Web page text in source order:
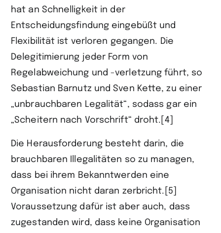
hat an Schnelligkeit in der
Entscheidungsfindung eingebüßt und
Flexibilität ist verloren gegangen. Die
Delegitimierung jeder Form von
Regelabweichung und -verletzung führt, so
Sebastian Barnutz und Sven Kette, zu einer
„unbrauchbaren Legalität“, sodass gar ein
„Scheitern nach Vorschrift“ droht.[4]
Die Herausforderung besteht darin, die
brauchbaren Illegalitäten so zu managen,
dass bei ihrem Bekanntwerden eine
Organisation nicht daran zerbricht.[5]
Voraussetzung dafür ist aber auch, dass
zugestanden wird, dass keine Organisation